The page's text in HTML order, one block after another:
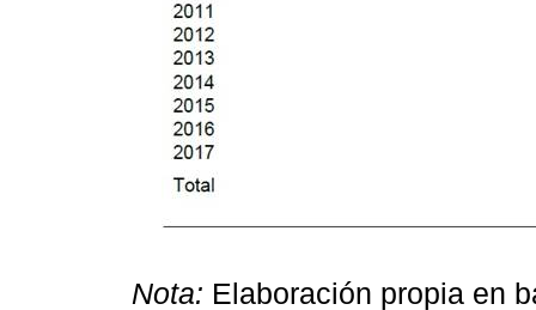
Nota: Elaboración propia en